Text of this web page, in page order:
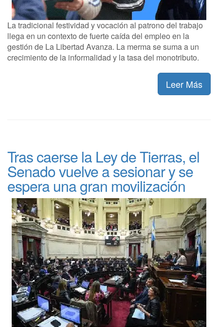
La tradicional festividad y vocación al patrono del trabajo
llega en un contexto de fuerte caída del empleo en la
gestión de La Libertad Avanza. La merma se suma a un
crecimiento de la informalidad y la tasa del monotributo.
Leer Más
Tras caerse la Ley de Tierras, el
Senado vuelve a sesionar y se
espera una gran movilización